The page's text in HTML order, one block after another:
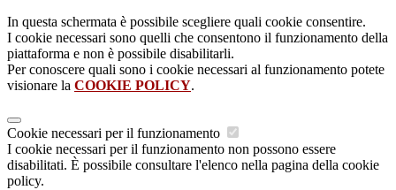
In questa schermata è possibile scegliere quali cookie consentire.
I cookie necessari sono quelli che consentono il funzionamento della
piattaforma e non è possibile disabilitarli.
Per conoscere quali sono i cookie necessari al funzionamento potete
visionare la COOKIE POLICY.
Cookie necessari per il funzionamento
I cookie necessari per il funzionamento non possono essere
disabilitati. È possibile consultare l'elenco nella pagina della cookie
policy.